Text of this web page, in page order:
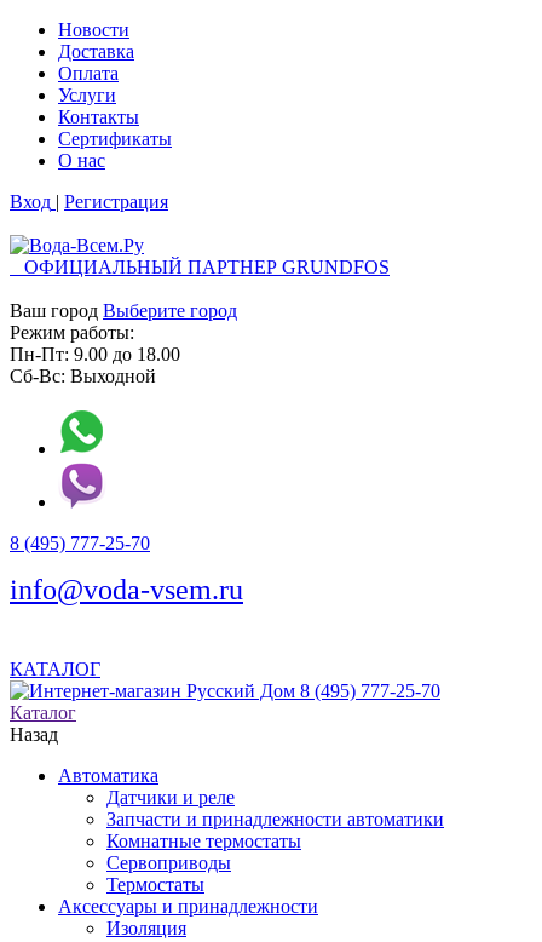
Новости
Доставка
Оплата
Услуги
Контакты
Cертификаты
О нас
Вход | Регистрация
ОФИЦИАЛЬНЫЙ ПАРТНЕР GRUNDFOS
Ваш город Выберите город
Режим работы:
Пн-Пт: 9.00 до 18.00
Сб-Вс: Выходной
8 (495) 777-25-70
info@voda-vsem.ru
КАТАЛОГ
8 (495) 777-25-70
Каталог
Назад
Автоматика
Датчики и реле
Запчасти и принадлежности автоматики
Комнатные термостаты
Сервоприводы
Термостаты
Аксессуары и принадлежности
Изоляция